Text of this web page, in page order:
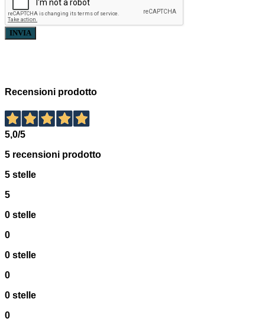
INVIA
Recensioni prodotto
5,0/5
5 recensioni prodotto
5 stelle
5
0 stelle
0
0 stelle
0
0 stelle
0